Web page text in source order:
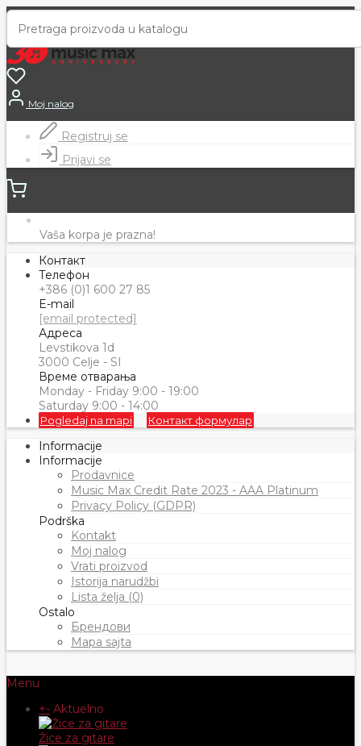
Moj nalog
Registruj se
Prijavi se
Vaša korpa je prazna!
Контакт
Телефон
+386 (0)1 600 27 85
E-mail
[email protected]
Адреса
Levstikova 1d
3000 Celje - SI
Време отварања
Monday - Friday 9:00 - 19:00
Saturday 9:00 - 14:00
Pogledaj na mapi Контакт формулар
Informacije
Informacije
Prodavnice
Music Max Credit Rate 2023 - AAA Platinum
Privacy Policy (GDPR)
Podrška
Kontakt
Moj nalog
Vrati proizvod
Istorija narudžbi
Lista želja (0)
Ostalo
Брендови
Mapa sajta
Menu
+- Aktuelno
Žice za gitare